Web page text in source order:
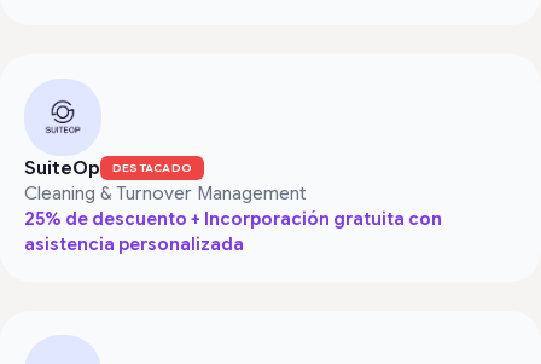
SuiteOp DESTACADO
Cleaning & Turnover Management
25% de descuento + Incorporación gratuita con
asistencia personalizada